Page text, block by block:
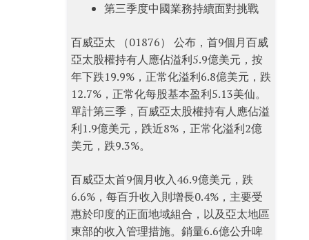
第三季度中國業務持續面對挑戰
百威亞太 （01876） 公布，首9個月百威
亞太股權持有人應佔溢利5.9億美元，按
年下跌19.9%，正常化溢利6.8億美元，跌
12.7%，正常化每股基本盈利5.13美仙。
單計第三季，百威亞太股權持有人應佔溢
利1.9億美元，跌近8%，正常化溢利2億
美元，跌9.3%。
百威亞太首9個月收入46.9億美元，跌
6.6%，每百升收入則增長0.4%，主要受
惠於印度的正面地域組合，以及亞太地區
東部的收入管理措施。銷量6.6億公升啤